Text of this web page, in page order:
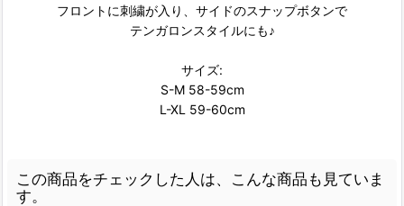
フロントに刺繍が入り、サイドのスナップボタンで
テンガロンスタイルにも♪
サイズ:
S-M 58-59cm
L-XL 59-60cm
この商品をチェックした人は、こんな商品も見ていま
す。